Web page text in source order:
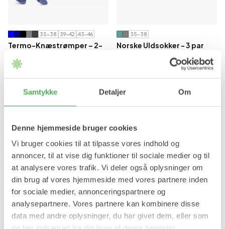
Samtykke Detaljer Om
Denne hjemmeside bruger cookies
Vi bruger cookies til at tilpasse vores indhold og
annoncer, til at vise dig funktioner til sociale medier og til
at analysere vores trafik. Vi deler også oplysninger om
din brug af vores hjemmeside med vores partnere inden
for sociale medier, annonceringspartnere og
analysepartnere. Vores partnere kan kombinere disse
data med andre oplysninger, du har givet dem, eller som
35-38 39-42 43-46
Termo-Knæstrømper – 2-
Kombinerer funktion, pasform
99,00 kr
35-38
Norske Uldsokker - 3 par
105,95 kr